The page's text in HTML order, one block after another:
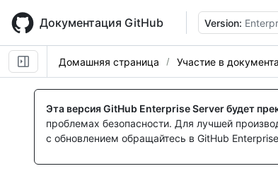
main
content
Документация GitHub Version:
Домашняя страница Участие в
Эта версия GitHub Enterprise Server будет
проблемах безопасности. Для лучшей
с обновлением обращайтесь в GitHub